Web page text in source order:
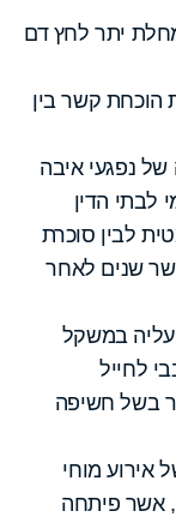
יתר לחץ דם
הוכחת קשר בין
נפגעי איבה
לבתי הדין
לבין סוכרת
שנים לאחר
עליה במשקל
לחייל
בשל חשיפה
מוחי
אשר פיתחה